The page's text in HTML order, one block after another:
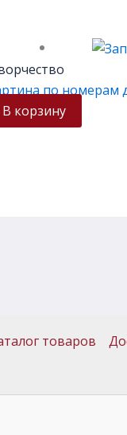
товара
по
В корзину
товаров